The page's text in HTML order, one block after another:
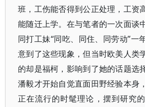
班，工伤能否得到公正处理，工资
能随迁上学。在与笔者的一次面谈
同打工妹“同吃、同住、同劳动”一
意到了这些现象，但当时欧美人类
的却是福柯，影响到了她的话题选
潘毅才开始自觉直面田野经验本身
正在流行的时髦理论，摆到研究